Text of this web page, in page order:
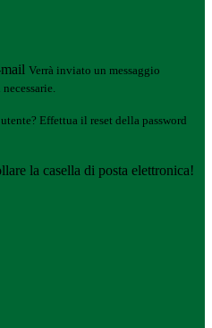
Verrà inviato un messaggio
Effettua il reset della password
la casella di posta elettronica!